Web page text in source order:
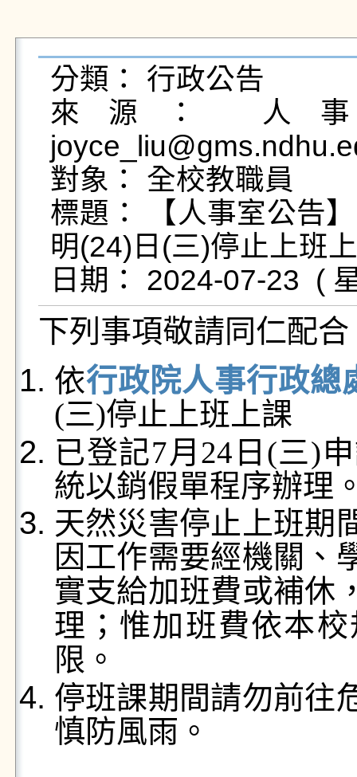
分類： 行政公告
來源： 人
對象： 全校教職員
標題： 【人事室公告
明(24)日(三)停止上班
下列事項敬請同仁配合
依行政院人事行政總
(三)停止上班上課
已登記7月24日(三)
統以銷假單程序辦理
天然災害停止上班期
因工作需要經機關、
實支給加班費或補休
理；惟加班費依本
限。
停班課期間請勿前往
慎防風雨。